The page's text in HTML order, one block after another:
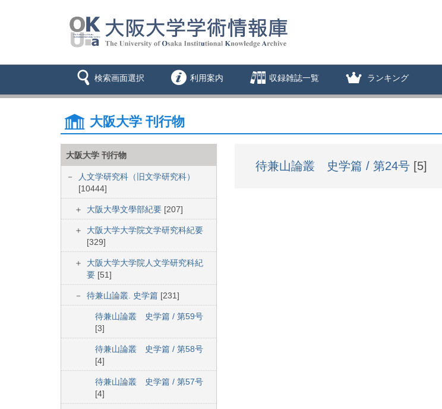
検索画面選択 利用案内 収録雑誌一覧 ランキング
大阪大学 刊行物
大阪大学 刊行物
人文学研究科（旧文学研究科）
[10444]
大阪大學文學部紀要 [207]
大阪大学大学院文学研究科紀要
[329]
大阪大学大学院人文学研究科紀
要 [51]
待兼山論叢. 史学篇 [231]
待兼山論叢 史学篇 / 第59号
[3]
待兼山論叢 史学篇 / 第58号
[4]
待兼山論叢 史学篇 / 第57号
[4]
待兼山論叢 史学篇 / 第24号 [5]